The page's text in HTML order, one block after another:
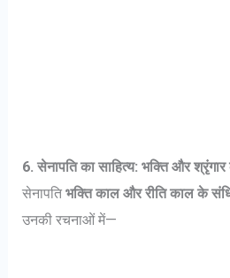
6. सेनापति का साहित्य: भक्ति और
सेनापतिभक्ति काल और रीति काल के
उनकी रचनाओं में—